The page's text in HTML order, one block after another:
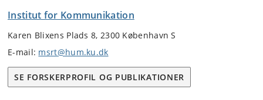
Institut for Kommunikation
Karen Blixens Plads 8, 2300 København S
E-mail: msrt@hum.ku.dk
SE FORSKERPROFIL OG PUBLIKATIONER